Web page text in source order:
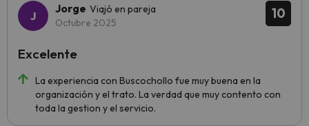
10
Jorge Viajó en pareja
Octubre 2025
La experiencia con Buscochollo fue muy buena en la
organización y el trato. La verdad que muy contento con
toda la gestion y el servicio.
Excelente